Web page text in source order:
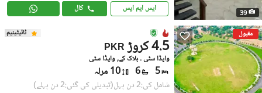
39 ایس ایم ایس کال
مقبول ٹائیٹینیم
PKR 4.5 کروڑ
واپڈا سٹی ۔ بلاک کے, واپڈا سٹی
5
6 10 مرلہ
شامل کی:2 دن پہل (تبدیلی کی گئی:2 دن پہلے)